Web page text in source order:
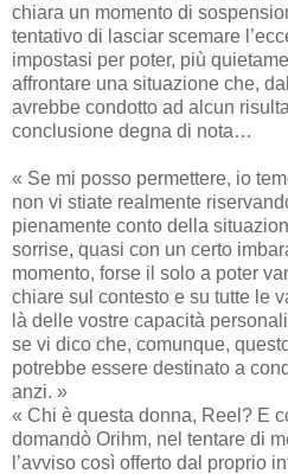
chiara un momento di
tentativo di lasciar scemare
impostasi per poter, più
affrontare una situazione che,
avrebbe condotto ad alcun
conclusione degna di nota…
« Se mi posso permettere, io
non vi stiate realmente
pienamente conto della
sorrise, quasi con un certo
momento, forse il solo a poter
chiare sul contesto e su tutte le
là delle vostre capacità
se vi dico che, comunque,
potrebbe essere destinato a
anzi. »
« Chi è questa donna, Reel? E
domandò Orihm, nel tentare di
l’avviso così offerto dal proprio